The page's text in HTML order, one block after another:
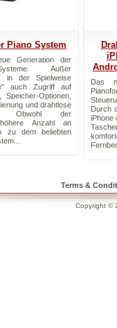
Piano System
Generation der
Außer
in der Spielweise
auch Zugriff auf
Optionen,
und drahtlose
Obwohl der
Anzahl an
zu dem beliebten
Das
Durch
iPhone
Terms &
Copyright ©